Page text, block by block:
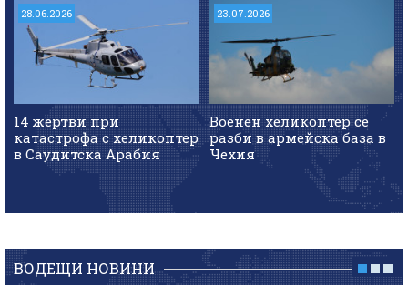
28.06.2026
14 жертви при
катастрофа с хеликоптер
в Саудитска Арабия
23.07.2026
Военен хеликоптер се
разби в армейска база в
Чехия
ВОДЕЩИ НОВИНИ